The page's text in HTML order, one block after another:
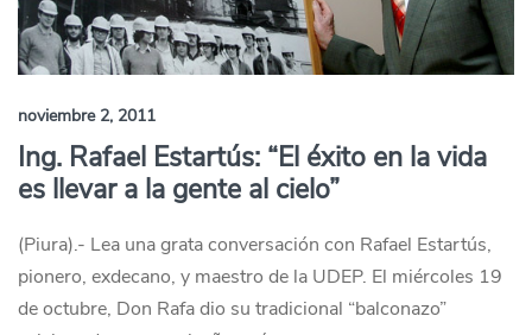
noviembre 2, 2011
Ing. Rafael Estartús: “El éxito en la vida
es llevar a la gente al cielo”
(Piura).- Lea una grata conversación con Rafael Estartús,
pionero, exdecano, y maestro de la UDEP. El miércoles 19
de octubre, Don Rafa dio su tradicional “balconazo”